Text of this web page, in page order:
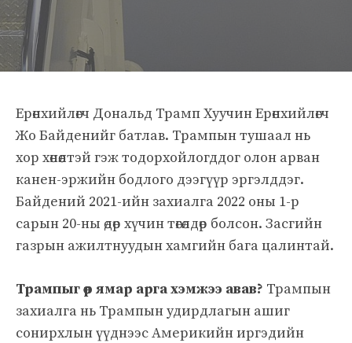
Ерөнхийлөгч Дональд Трамп Хуучин Ерөнхийлөгч
Жо Байденийг батлав. Трампын тушаал нь
хор хөнөөлтэй гэж тодорхойлогддог олон арван
канен-эржийн бодлого дээгүүр эргэлддэг.
Байдений 2021-ийн захиалга 2022 оны 1-р
сарын 20-ны өдөр хүчин төгөлдөр болсон. Засгийн
газрын ажилтнуудын хамгийн бага цалинтай.
Трампыг өөр ямар арга хэмжээ авав? Трампын
захиалга нь Трампын удирдлагын ашиг
сонирхлын үүднээс Америкийн иргэдийн